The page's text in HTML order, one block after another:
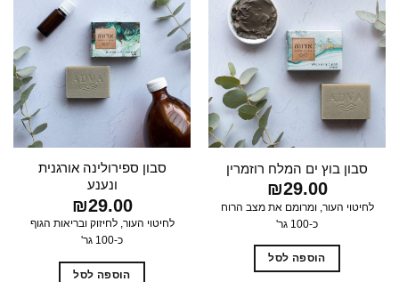
סבון בוץ ים המלח רוזמרין
₪29.00
לחיטוי העור, ומרומם את מצב הרוח
כ-100 גר'
הוספה לסל
סבון ספירולינה אורגנית
ונענע
₪29.00
לחיטוי העור, לחיזוק ובריאות הגוף
כ-100 גר'
הוספה לסל